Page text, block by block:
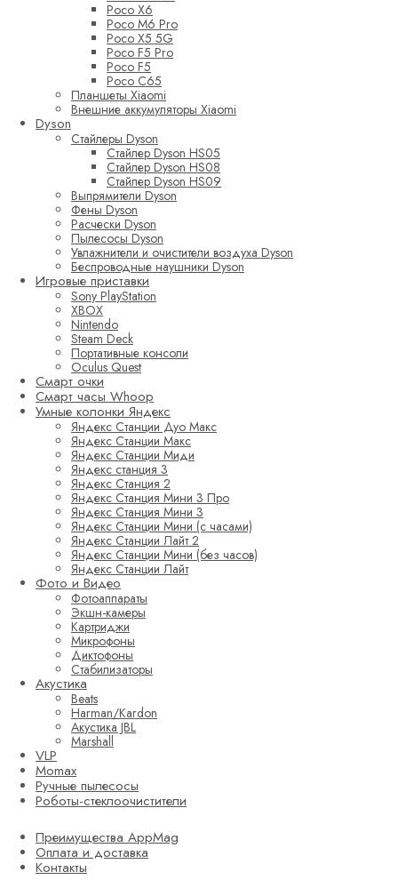
Poco X6
Poco M6 Pro
Poco X5 5G
Poco F5 Pro
Poco F5
Poco C65
Планшеты Xiaomi
Внешние аккумуляторы Xiaomi
Dyson
Стайлеры Dyson
Стайлер Dyson HS05
Стайлер Dyson HS08
Стайлер Dyson HS09
Выпрямители Dyson
Фены Dyson
Расчески Dyson
Пылесосы Dyson
Увлажнители и очистители воздуха Dyson
Беспроводные наушники Dyson
Игровые приставки
Sony PlayStation
XBOX
Nintendo
Steam Deck
Портативные консоли
Oculus Quest
Смарт очки
Смарт часы Whoop
Умные колонки Яндекс
Яндекс Станции Дуо Макс
Яндекс Станции Макс
Яндекс Станции Миди
Яндекс станция 3
Яндекс Станция 2
Яндекс Станция Мини 3 Про
Яндекс Станция Мини 3
Яндекс Станции Мини (с часами)
Яндекс Станции Лайт 2
Яндекс Станции Мини (без часов)
Яндекс Станции Лайт
Фото и Видео
Фотоаппараты
Экшн-камеры
Картриджи
Микрофоны
Диктофоны
Стабилизаторы
Акустика
Beats
Harman/Kardon
Акустика JBL
Marshall
VLP
Momax
Ручные пылесосы
Роботы-стеклоочистители
Преимущества AppMag
Оплата и доставка
Контакты